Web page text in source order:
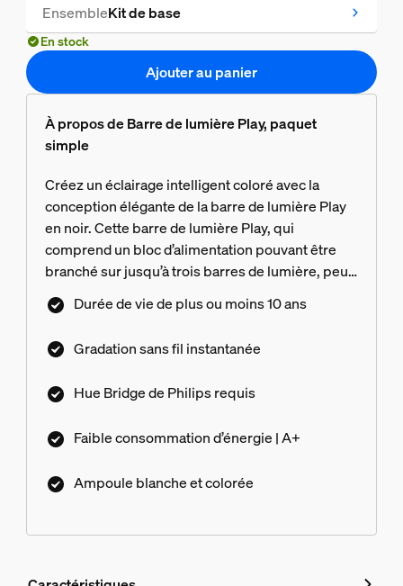
EnsembleKit de base
En stock
Ajouter au panier
À propos de Barre de lumière Play, paquet
simple
Créez un éclairage intelligent coloré avec la
conception élégante de la barre de lumière Play
en noir. Cette barre de lumière Play, qui
comprend un bloc d’alimentation pouvant être
branché sur jusqu’à trois barres de lumière, peut
être placée en position verticale, horizontale ou à
l’arrière de votre téléviseur grâce aux dispositifs
Durée de vie de plus ou moins 10 ans
Gradation sans fil instantanée
Hue Bridge de Philips requis
Faible consommation d’énergie | A+
Ampoule blanche et colorée